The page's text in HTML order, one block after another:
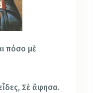
πόσο μὲ
Σὲ ἄφησα.